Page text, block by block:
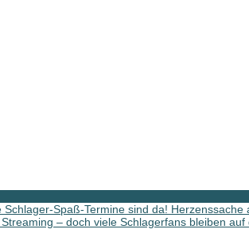
Schlager-Spaß-Termine sind da! Herzenssache
– doch viele Schlagerfans bleiben auf